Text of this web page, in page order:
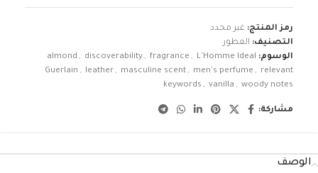
رمز المنتج: غير محدد
التصنيف: العطور
الوسوم:
almond , discoverability , fragrance , L'Homme Ideal
Guerlain , leather , masculine scent , men's perfume , relevant
keywords , vanilla , woody notes
مشاركة:
الوصف